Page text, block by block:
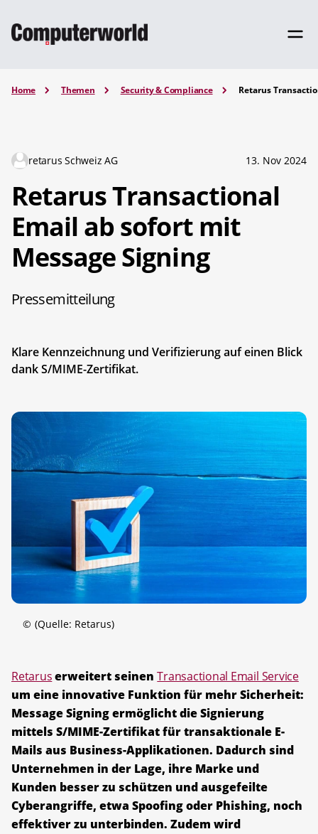
Home Themen Security & Compliance Retarus
retarus Schweiz AG 13. Nov 2024
Retarus Transactional
Email ab sofort mit
Message Signing
Pressemitteilung
Klare Kennzeichnung und Verifizierung auf einen Blick
dank S/MIME-Zertifikat.
© (Quelle: Retarus)
Retaruserweitert seinenTransactional Email Service
um eine innovative Funktion für mehr Sicherheit:
Message Signing ermöglicht die Signierung
mittels S/MIME-Zertifikat für transaktionale E-
Mails aus Business-Applikationen. Dadurch sind
Unternehmen in der Lage, ihre Marke und
Kunden besser zu schützen und ausgefeilte
Cyberangriffe, etwa Spoofing oder Phishing, noch
effektiver zu unterbinden. Zudem wird